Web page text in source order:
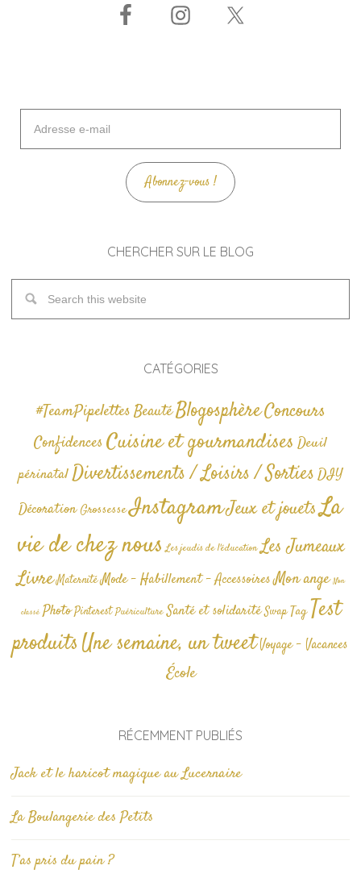
mail
Abonnez-vous !
CHERCHER SUR LE BLOG
CATÉGORIES
#TeamPipelettesBeautéBlogosphèreConcours
Confidences Cuisine et gourmandises Deuil
périnatalDivertissements / Loisirs / SortiesDIY
Décoration GrossesseInstagramJeux et jouetsLa
vie de chez nous Les jeudis de l'éducation Les Jumeaux
Livre Maternité Mode - Habillement - AccessoiresMon ange Non
classé Photo Pinterest Puériculture Santé et solidarité Swap TagTest
produitsUne semaine, un tweetVoyage - Vacances
École
RÉCEMMENT PUBLIÉS
Jack et le haricot magique au Lucernaire
La Boulangerie des Petits
T’as pris du pain ?